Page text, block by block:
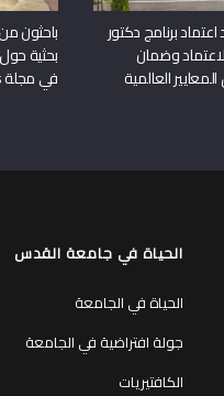
برنامج دكتور
وضمان
العالمية
باحثون
بحثية
في مجلة Frontiers in Pediatrics
الحياة في جامعة القدس
الحياة في الجامعة
جولة افتراضية في الجامعة
الكافتيريات